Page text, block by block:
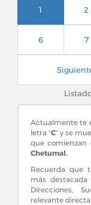
1 2
6 7
Actualmente te
letra "C" y se
que comienzan
Chetumal.
Recuerda que
más destacada
Direcciones,
relevante